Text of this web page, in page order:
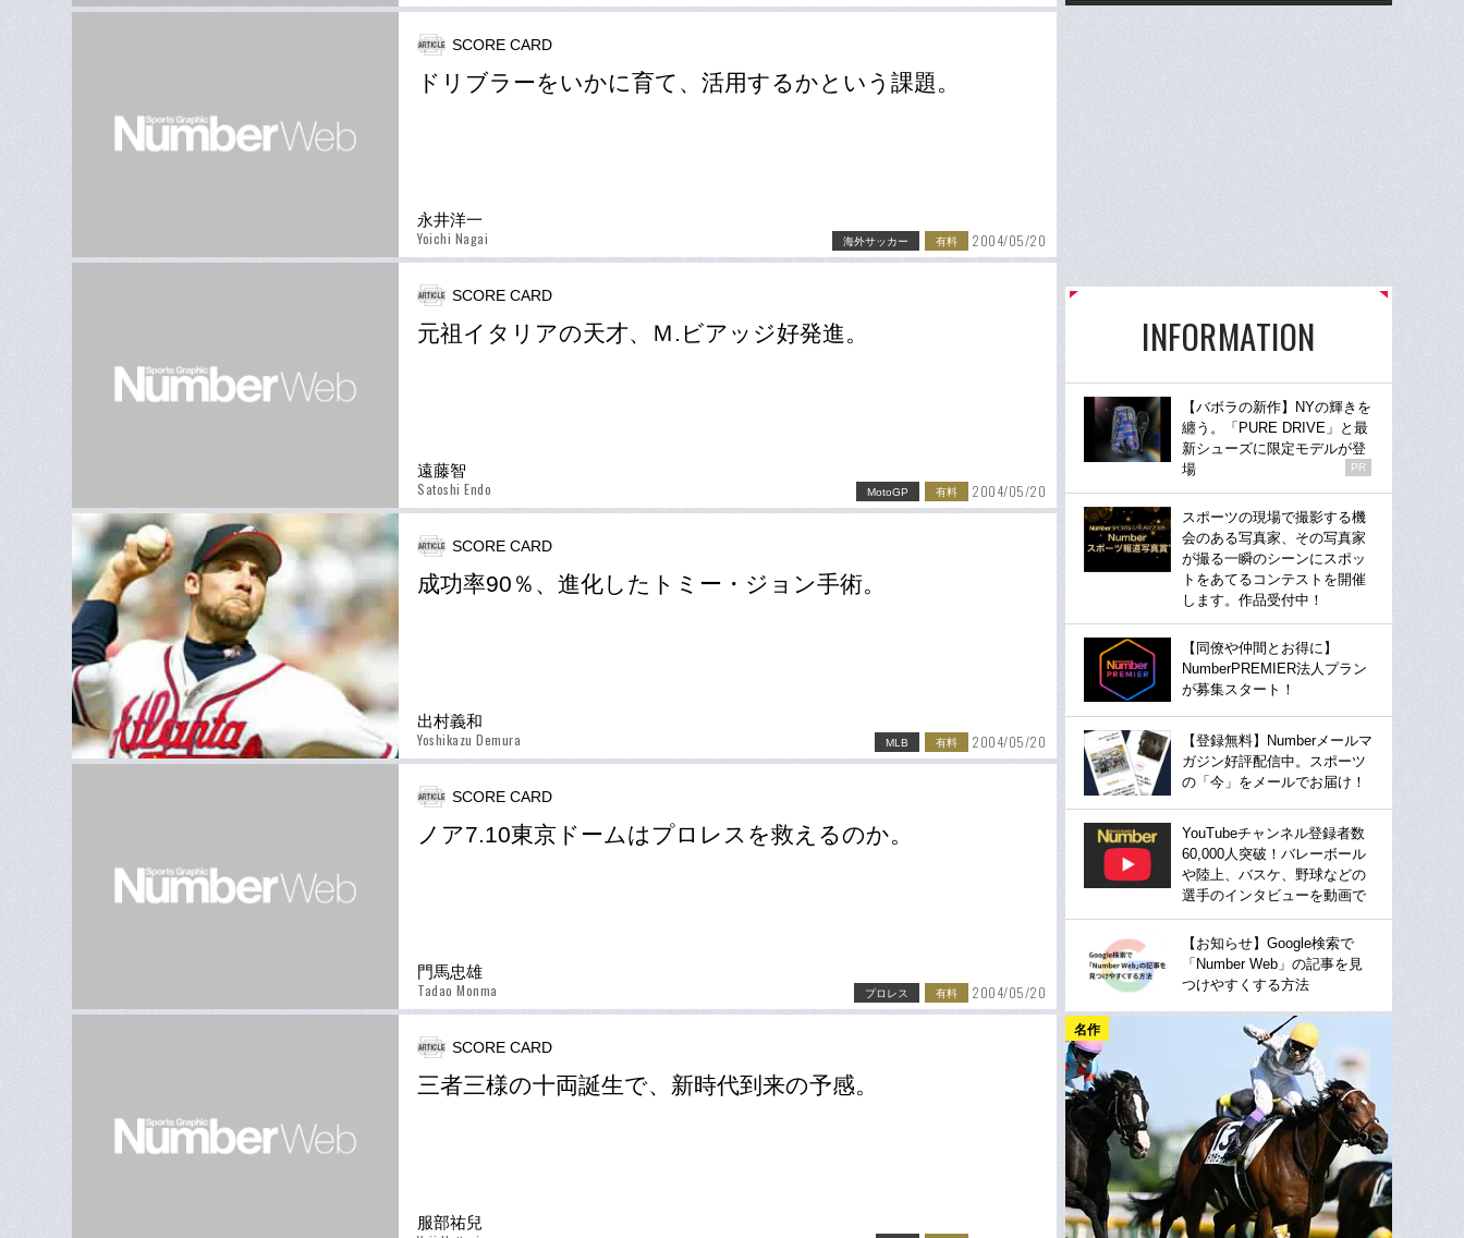
SCORE CARD
ドリブラーをいかに育て、活用するかという課題。
永井洋一
Yoichi Nagai 海外サッカー 有料 2004/05/20
SCORE CARD
元祖イタリアの天才、Ｍ.ビアッジ好発進。
遠藤智
Satoshi Endo MotoGP 有料 2004/05/20
SCORE CARD
成功率90％、進化したトミー・ジョン手術。
出村義和
Yoshikazu Demura MLB 有料 2004/05/20
SCORE CARD
ノア7.10東京ドームはプロレスを救えるのか。
門馬忠雄
Tadao Monma プロレス 有料 2004/05/20
SCORE CARD
三者三様の十両誕生で、新時代到来の予感。
服部祐兒
INFORMATION
【バボラの新作】NYの輝きを
纏う。「PURE DRIVE」と最
新シューズに限定モデルが登
場
PR
スポーツの現場で撮影する機
会のある写真家、その写真家
が撮る一瞬のシーンにスポッ
トをあてるコンテストを開催
します。作品受付中！
【同僚や仲間とお得に】
NumberPREMIER法人プラン
が募集スタート！
【登録無料】Numberメールマ
ガジン好評配信中。スポーツ
の「今」をメールでお届け！
YouTubeチャンネル登録者数
60,000人突破！バレーボール
や陸上、バスケ、野球などの
選手のインタビューを動画で
【お知らせ】Google検索で
「Number Web」の記事を見
つけやすくする方法
名作